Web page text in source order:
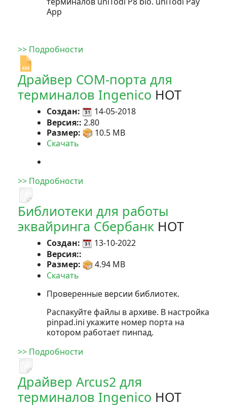
App
>> Подробности
Драйвер COM-порта для
терминалов Ingenico HOT
Создан:
14-05-2018
Версия:: 2.80
Размер:
10.5 MB
Скачать
>> Подробности
Библиотеки для работы
эквайринга Сбербанк HOT
Создан:
13-10-2022
Версия::
Размер:
4.94 MB
Скачать
Проверенные версии библиотек.
Распакуйте файлы в архиве. В настройка
pinpad.ini укажите номер порта на
котором работает пинпад.
>> Подробности
Драйвер Arcus2 для
терминалов Ingenico HOT